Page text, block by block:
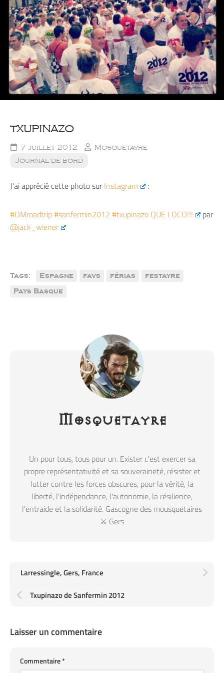
txupinazo
7 juillet 2012
Mosquetayre
Journal de bord
J'ai apprécié cette photo surInstagram :
#OMroadtrip #sanfermin2012 #txupinazo QUE LOCO!!!
par
@jack_wiener
Tags: Espagne favs férias
festayre
Pays Basque
Mosquetayre
Un pour tous, tous pour un. Exister c'est exercer sa
propre représentativité et sa souveraineté, résister et
lutter contre les forces obscures, pour la vérité, la
liberté, l'indépendance, l'autonomie, la résilience,
l'entraide et la solidarité. Gascogne des mousquetaires
⚔️ Gers
Larressingle, Gers, France
Txupinazo de Sanfermin 2012
Laisser un commentaire
Commentaire*